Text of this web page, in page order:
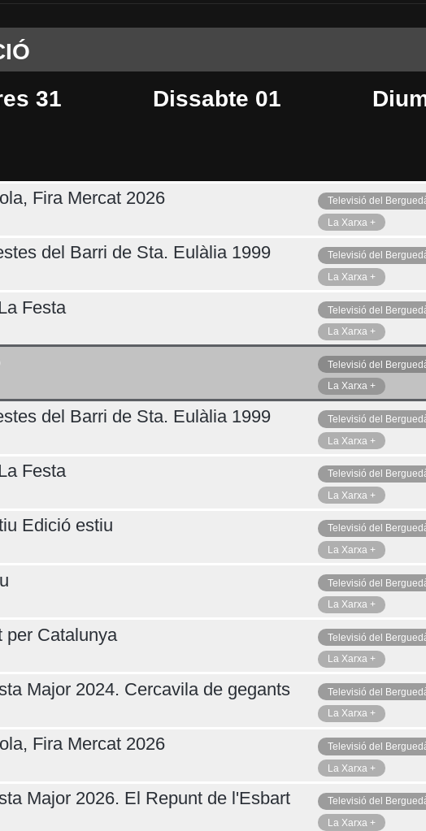
31
Dissabte 01
Dimarts 04 Ahir
Fira Mercat 2026
Televisió del
La Xarxa +
del Barri de Sta. Eulàlia 1999
Televisió del
La Xarxa +
Festa
Televisió del
La Xarxa +
Televisió del
La Xarxa +
del Barri de Sta. Eulàlia 1999
Televisió del
La Xarxa +
Festa
Televisió del
La Xarxa +
Edició estiu
Televisió del
La Xarxa +
Televisió del
La Xarxa +
per Catalunya
Televisió del
La Xarxa +
Major 2024. Cercavila de gegants
Televisió del
La Xarxa +
Fira Mercat 2026
Televisió del
La Xarxa +
Major 2026. El Repunt de l'Esbart
Televisió del
La Xarxa +